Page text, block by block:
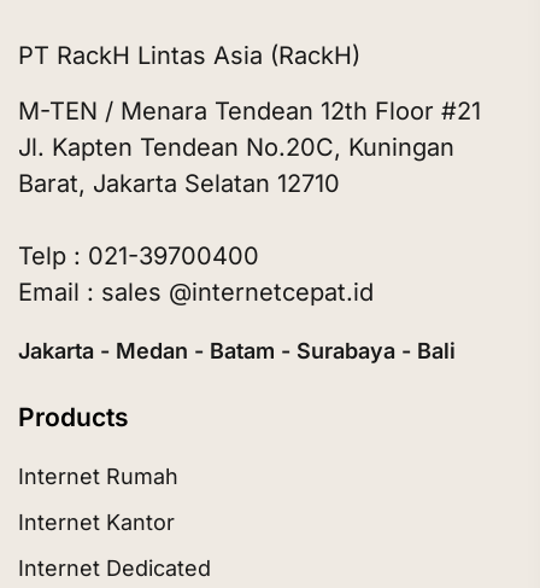
PT RackH Lintas Asia (RackH)
M-TEN / Menara Tendean 12th Floor #21
Jl. Kapten Tendean No.20C, Kuningan
Barat, Jakarta Selatan 12710
Telp : 021-39700400
Email : sales @internetcepat.id
Jakarta - Medan - Batam - Surabaya - Bali
Products
Internet Rumah
Internet Kantor
Internet Dedicated